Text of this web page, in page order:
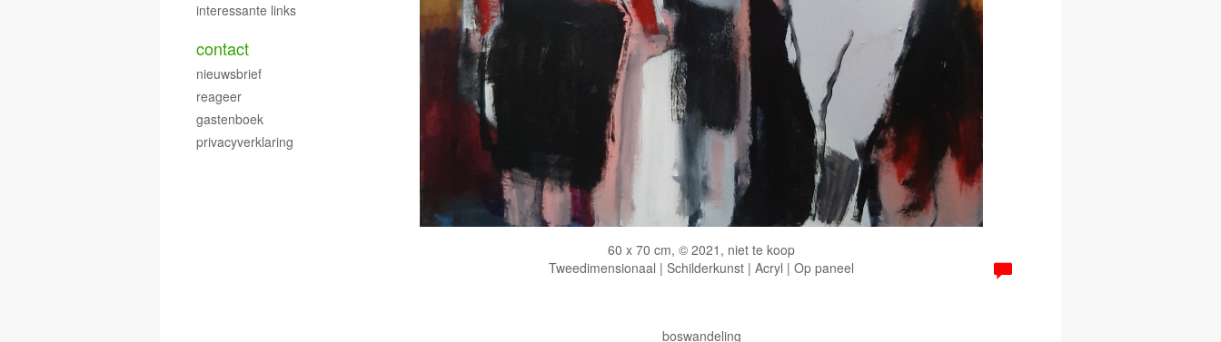
60 x 70 cm, © 2021, niet te koop
Tweedimensionaal | Schilderkunst | Acryl | Op paneel
boswandeling
interessante links
contact
nieuwsbrief
reageer
gastenboek
privacyverklaring